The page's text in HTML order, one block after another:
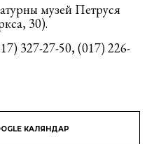
музей Петруся
30).
327-27-50, (017) 226-
КАЛЯНДАР